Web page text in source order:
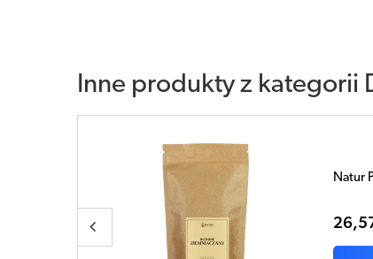
Inne produkty z kategorii
Natur